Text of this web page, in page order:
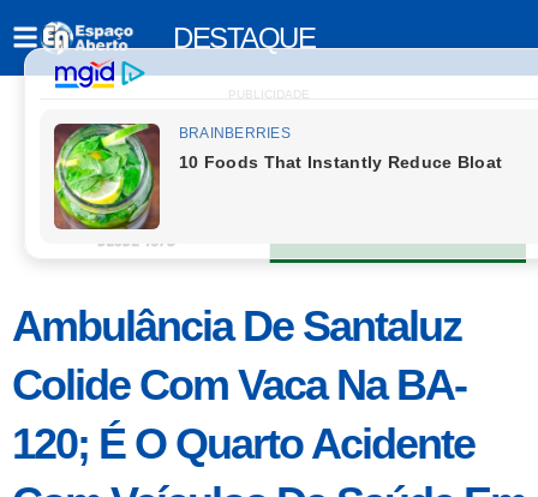
DESTAQUE
PUBLICIDADE
Ambulância De Santaluz
Colide Com Vaca Na BA-
120; É O Quarto Acidente